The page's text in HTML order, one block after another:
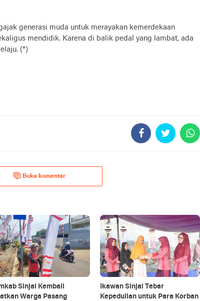
generasi muda untuk merayakan kemerdekaan
mendidik. Karena di balik pedal yang lambat, ada
(*)
Buka komentar
Sinjai Kembali
Warga Pasang
Ikawan Sinjai Tebar
Kepedulian untuk Para Korban